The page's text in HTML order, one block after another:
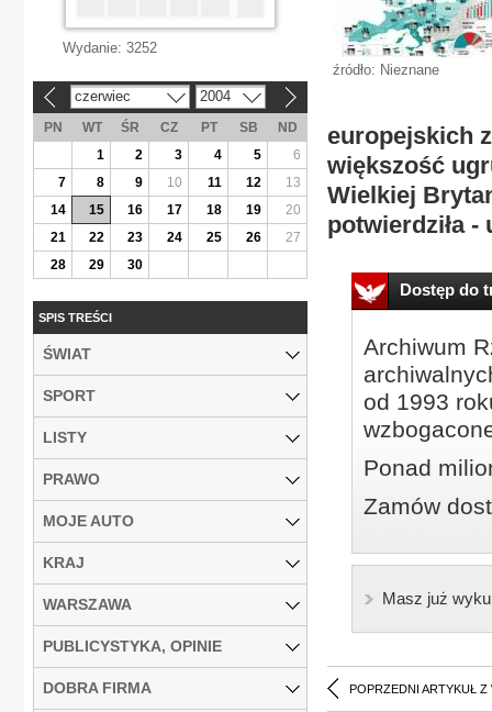
źródło: Nieznane
europejskich
większość
Wielkiej
potwierdziła -
Dostęp do
Archiwum
od 1993
Ponad
Zamów
Masz już
POPRZEDNI ARTYKUŁ Z
Wydanie: 3252
czerwiec 2004
PN WT ŚR CZ PT SB
ND
1
2 3 4 5
6
7
8 9 10 11 12
13
14
15 16 17 18 19
20
21
22 23 24 25 26
27
28
29 30
SPIS TREŚCI
ŚWIAT
SPORT
LISTY
PRAWO
MOJE AUTO
KRAJ
WARSZAWA
PUBLICYSTYKA, OPINIE
DOBRA FIRMA